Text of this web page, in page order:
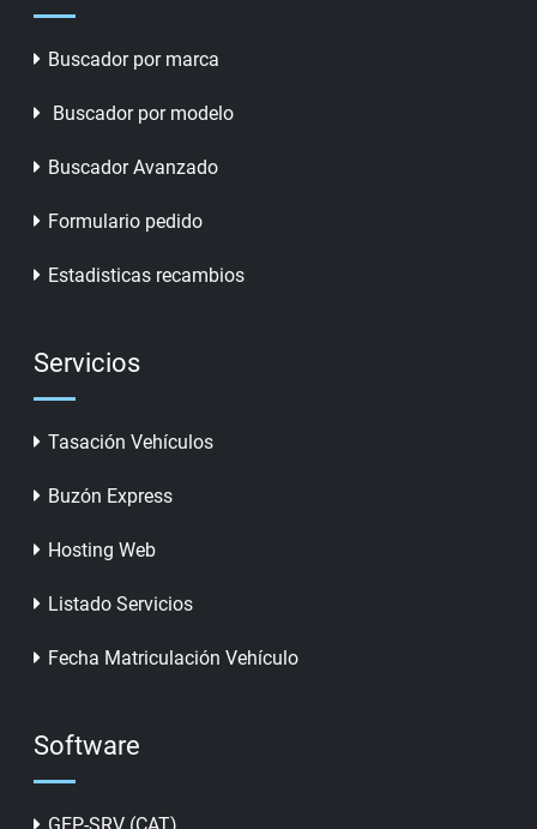
Buscador por marca
Buscador por modelo
Buscador Avanzado
Formulario pedido
Estadisticas recambios
Servicios
Tasación Vehículos
Buzón Express
Hosting Web
Listado Servicios
Fecha Matriculación Vehículo
Software